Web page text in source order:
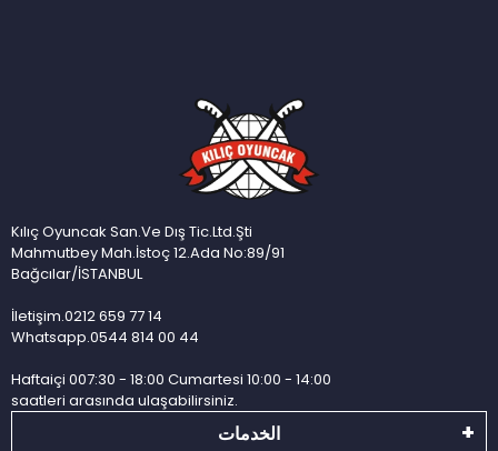
Kılıç Oyuncak San.Ve Dış Tic.Ltd.Şti
Mahmutbey Mah.İstoç 12.Ada No:89/91
Bağcılar/İSTANBUL
İletişim.0212 659 77 14
Whatsapp.0544 814 00 44
Haftaiçi 007:30 - 18:00 Cumartesi 10:00 - 14:00
saatleri arasında ulaşabilirsiniz.
الخدمات